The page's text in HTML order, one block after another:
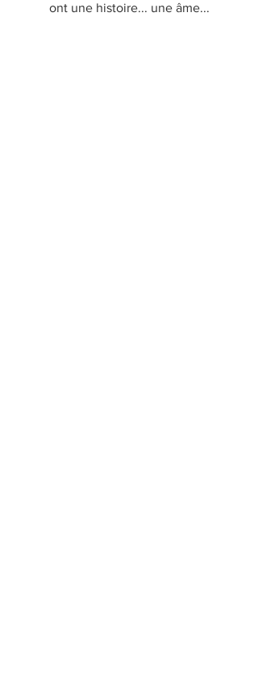
ont une histoire... une âme...